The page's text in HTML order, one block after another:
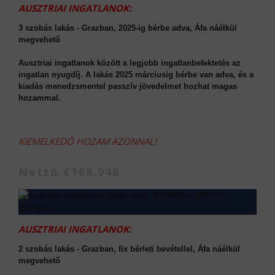
AUSZTRIAI INGATLANOK:
3 szobás lakás - Grazban, 2025-ig bérbe adva, Áfa náélkül
megvehető
Ausztriai ingatlanok között a legjobb ingatlanbefektetés az
ingatlan nyugdíj. A lakás 2025 márciusig bérbe van adva, és a
kiadás menedzsmentel passzív jövedelmet hozhat magas
hozammal.
KIEMELKEDŐ HOZAM AZONNAL!
AUSZTRIAI INGATLANOK:
2 szobás lakás - Grazban, fix bérleti bevétellel, Áfa náélkül
megvehető